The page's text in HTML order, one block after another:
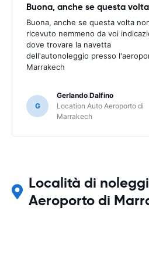
Buona, anche se questa volta
Buona, anche se questa volta
ricevuto nemmeno da voi
dove trovare la navetta
dell'autonoleggio presso
Marrakech
G
Gerlando Dalfino
Location Auto Aeroporto di
Marrakech
Località di
Aeroporto di